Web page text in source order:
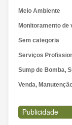
Meio Ambiente
Monitoramento de
Sem categoria
Serviços
Sump de Bomba,
Venda,
Publicidade